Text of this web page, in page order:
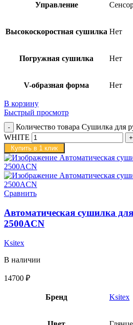
Управление
Высокоскоростная сушилка Нет
Погружная сушилка Нет
V-образная форма Нет
В корзину
Быстрый просмотр
Количество товара Сушилка для
WHITE
Купить в 1 клик
Сравнить
Автоматическая сушилка
2500ACN
Ksitex
В наличии
14700 ₽
Бренд Ksitex